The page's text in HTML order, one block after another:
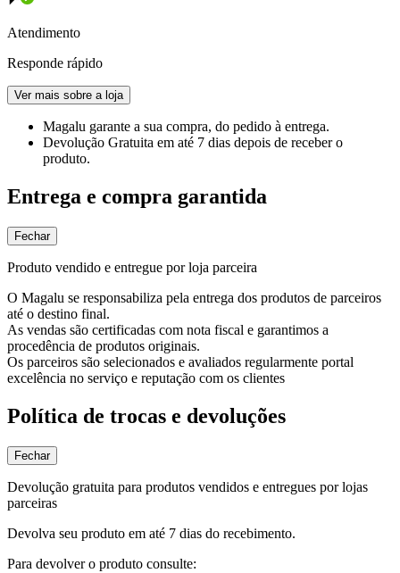
Atendimento
Responde rápido
Ver mais sobre a loja
Magalu garante a sua compra, do pedido à entrega.
Devolução Gratuita em até 7 dias depois de receber o
produto.
Entrega e compra garantida
Fechar
Produto vendido e entregue por loja parceira
O Magalu se responsabiliza pela entrega dos produtos de parceiros
até o destino final.
As vendas são certificadas com nota fiscal e garantimos a
procedência de produtos originais.
Os parceiros são selecionados e avaliados regularmente portal
excelência no serviço e reputação com os clientes
Política de trocas e devoluções
Fechar
Devolução gratuita para produtos vendidos e entregues por lojas
parceiras
Devolva seu produto em até 7 dias do recebimento.
Para devolver o produto consulte: